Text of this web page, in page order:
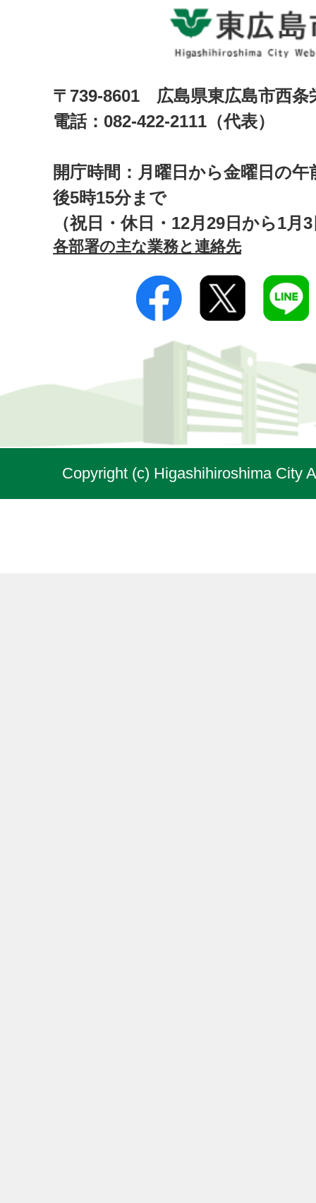
〒739-8601 広島県東広島市西
電話：082-422-2111（代表）
開庁時間：月曜日から金曜日の午
後5時15分まで
（祝日・休日・12月29日から1月
各部署の主な業務と連絡先
Copyright (c) Higashihiroshima City